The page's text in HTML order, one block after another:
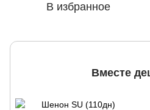
В избранное
Вместе